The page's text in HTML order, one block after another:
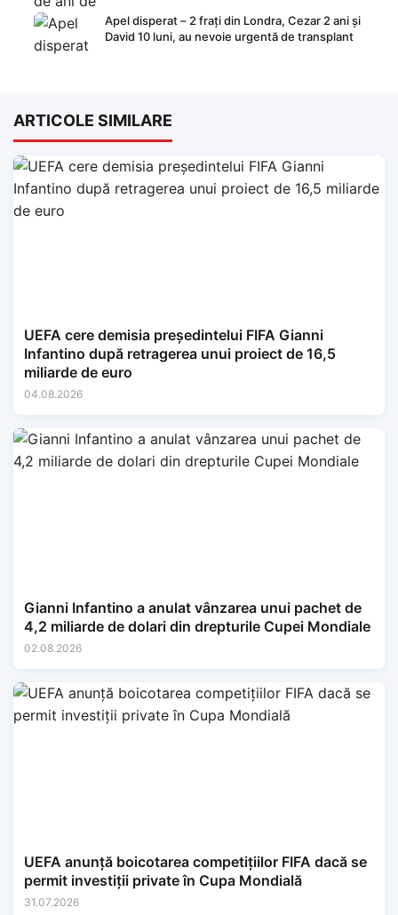
Apel disperat – 2 frați din Londra, Cezar 2 ani și
David 10 luni, au nevoie urgentă de transplant
ARTICOLE SIMILARE
UEFA cere demisia președintelui FIFA Gianni
Infantino după retragerea unui proiect de 16,5
miliarde de euro
04.08.2026
Gianni Infantino a anulat vânzarea unui pachet de
4,2 miliarde de dolari din drepturile Cupei Mondiale
02.08.2026
UEFA anunță boicotarea competițiilor FIFA dacă se
permit investiții private în Cupa Mondială
31.07.2026